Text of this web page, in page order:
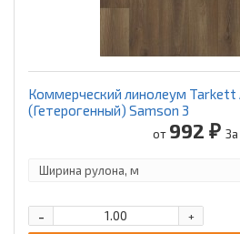
Коммерческий линолеум Tarkett
(Гетерогенный) Samson 3
от 992 ₽
+
-